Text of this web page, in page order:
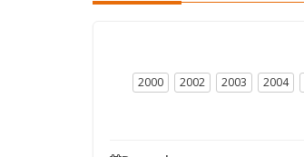
2000 2002 2003 2004